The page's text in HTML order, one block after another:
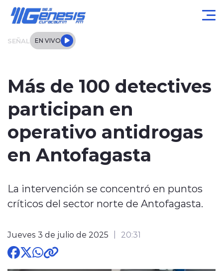
SEÑAL EN VIVO
Regional
Entrevistas
Más de 100 detectives
participan en
operativo antidrogas
en Antofagasta
La intervención se concentró en puntos
críticos del sector norte de Antofagasta.
Jueves 3 de julio de 2025 20:31